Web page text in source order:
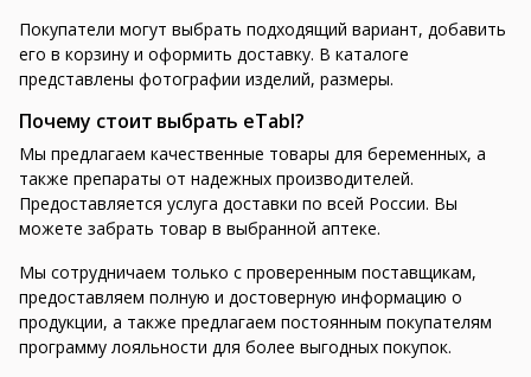
Покупатели могут выбрать подходящий вариант, добавить
его в корзину и оформить доставку. В каталоге
представлены фотографии изделий, размеры.
Почему стоит выбрать eTabl?
Мы предлагаем качественные товары для беременных, а
также препараты от надежных производителей.
Предоставляется услуга доставки по всей России. Вы
можете забрать товар в выбранной аптеке.
Мы сотрудничаем только с проверенным поставщикам,
предоставляем полную и достоверную информацию о
продукции, а также предлагаем постоянным покупателям
программу лояльности для более выгодных покупок.